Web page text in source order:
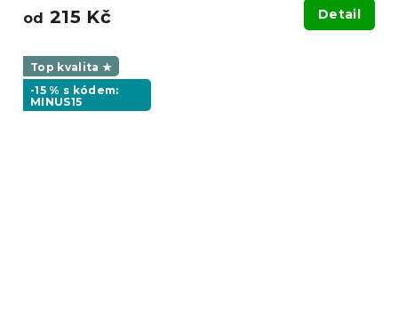
od 215 Kč Detail
Top kvalita ★
-15 % s kódem:
MINUS15